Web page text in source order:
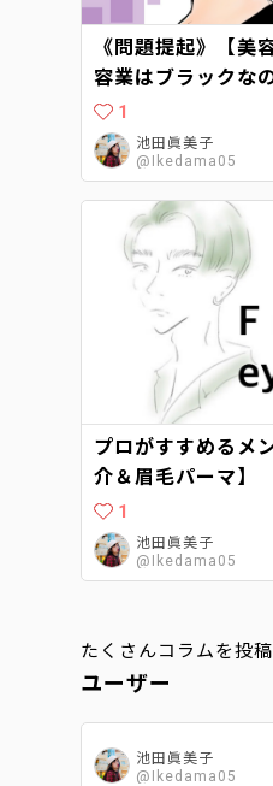
《問題提起》【美
容業はブラックな
1
池田眞美子
@Ikedama05
プロがすすめるメ
介＆眉毛パーマ】
1
池田眞美子
@Ikedama05
たくさんコラムを投
ユーザー
池田眞美子
@Ikedama05